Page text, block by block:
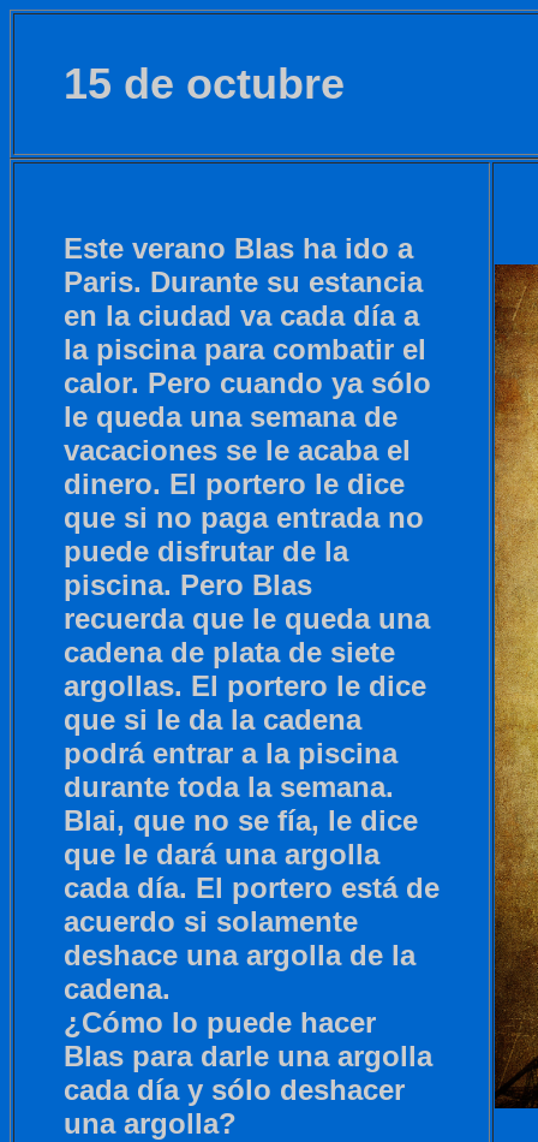
15 de octubre
Este verano Blas ha ido a
Paris. Durante su estancia
en la ciudad va cada día a
la piscina para combatir el
calor. Pero cuando ya sólo
le queda una semana de
vacaciones se le acaba el
dinero. El portero le dice
que si no paga entrada no
puede disfrutar de la
piscina. Pero Blas
recuerda que le queda una
cadena de plata de siete
argollas. El portero le dice
que si le da la cadena
podrá entrar a la piscina
durante toda la semana.
Blai, que no se fía, le dice
que le dará una argolla
cada día. El portero está de
acuerdo si solamente
deshace una argolla de la
cadena.
¿Cómo lo puede hacer
Blas para darle una argolla
cada día y sólo deshacer
una argolla?